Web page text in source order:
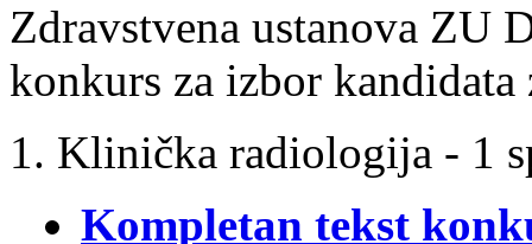
Zdravstvena ustanova ZU
konkurs za izbor
Klinička radiologija - 1
Kompletan tekst